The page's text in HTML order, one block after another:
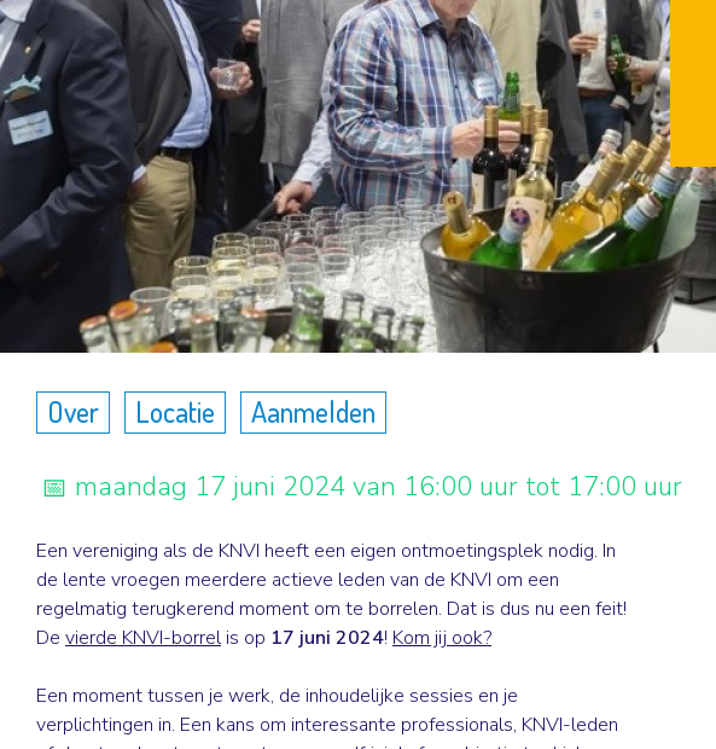
Over Locatie Aanmelden
maandag 17 juni 2024 van 16:00 uur tot 17:00 uur
Een vereniging als de KNVI heeft een eigen ontmoetingsplek nodig. In
de lente vroegen meerdere actieve leden van de KNVI om een
regelmatig terugkerend moment om te borrelen. Dat is dus nu een feit!
De vierde KNVI-borrelis op 17 juni 2024! Kom jij ook?
Een moment tussen je werk, de inhoudelijke sessies en je
verplichtingen in. Een kans om interessante professionals, KNVI-leden